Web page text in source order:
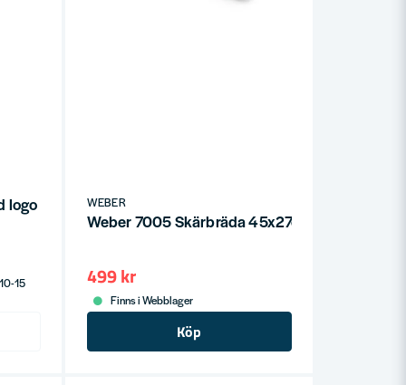
logo
15
WEBER
Weber 7005 Skärbräda 45x27cm
499 kr
Finns i Webblager
Köp